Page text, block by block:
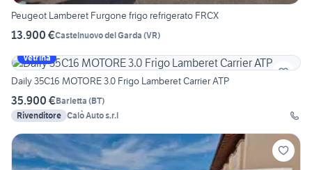
Peugeot Lamberet Furgone frigo refrigerato FRCX
13.900 €Castelnuovo del Garda (VR)
Vetrina
Daily 35C16 MOTORE 3.0 Frigo Lamberet Carrier ATP
35.900 €Barletta (BT)
Rivenditore Calò Auto s.r.l